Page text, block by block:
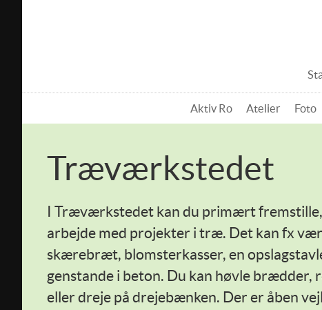
Aktiv Ro Atelier Foto
Træværkstedet
I Træværkstedet kan du primært
arbejde med projekter i træ. Det kan fx
skærebræt, blomsterkasser, en
genstande i beton. Du kan høvle brædder,
eller dreje på drejebænken. Der er åben